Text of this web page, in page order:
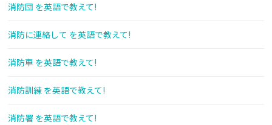
消防団 を英語で教えて!
消防に連絡して を英語で教えて!
消防車 を英語で教えて!
消防訓練 を英語で教えて!
消防署 を英語で教えて!